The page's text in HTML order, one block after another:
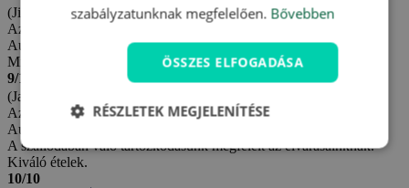
(Jitka K. -
Cseh)
Az értékelés létrehozva: 10. 6. 2026
Automatikus fordítás (Eredeti megjelenítése)
Minden tökéletes.
9/10
(Jan L. -
Az értékelés létrehozva: 1. 3. 2026
Automatikus fordítás (
A szállodában való tartózkodásunk megfelelt az elvárásainknak.
Kiváló ételek.
10/10
szabályzatunknak megfelelően. Bővebben
ÖSSZES ELFOGADÁSA
RÉSZLETEK MEGJELENÍTÉSE